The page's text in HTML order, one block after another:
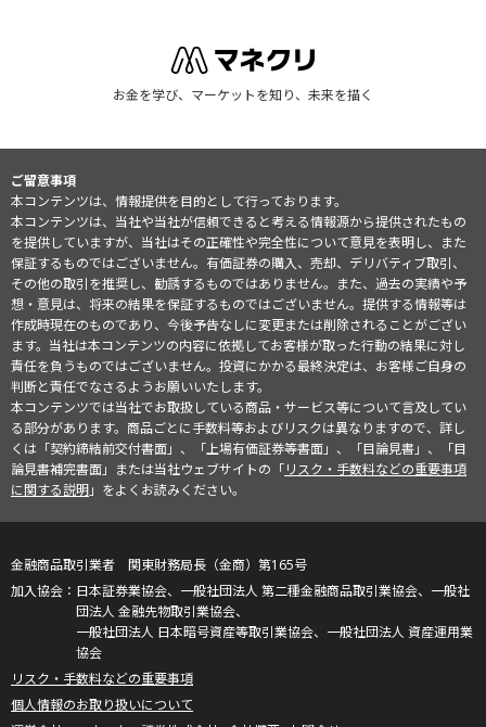
お金を学び、マーケットを知り、未来を描く
ご留意事項
本コンテンツは、情報提供を目的として行っております。
本コンテンツは、当社や当社が信頼できると考える情報源から提供されたもの
を提供していますが、当社はその正確性や完全性について意見を表明し、また
保証するものではございません。有価証券の購入、売却、デリバティブ取引、
その他の取引を推奨し、勧誘するものではありません。また、過去の実績や予
想・意見は、将来の結果を保証するものではございません。提供する情報等は
作成時現在のものであり、今後予告なしに変更または削除されることがござい
ます。当社は本コンテンツの内容に依拠してお客様が取った行動の結果に対し
責任を負うものではございません。投資にかかる最終決定は、お客様ご自身の
判断と責任でなさるようお願いいたします。
本コンテンツでは当社でお取扱している商品・サービス等について言及してい
る部分があります。商品ごとに手数料等およびリスクは異なりますので、詳し
くは「契約締結前交付書面」、「上場有価証券等書面」、「目論見書」、「目
論見書補完書面」または当社ウェブサイトの「リスク・手数料などの重要事項
に関する説明」をよくお読みください。
金融商品取引業者 関東財務局長（金商）第165号
日本証券業協会、一般社団法人 第二種金融商品取引業協会、一般社
団法人 金融先物取引業協会、
一般社団法人 日本暗号資産等取引業協会、一般社団法人 資産運用業
協会
リスク・手数料などの重要事項
個人情報のお取り扱いについて